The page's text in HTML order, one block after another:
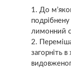
До
подрібнену
лимонний
загорніть в